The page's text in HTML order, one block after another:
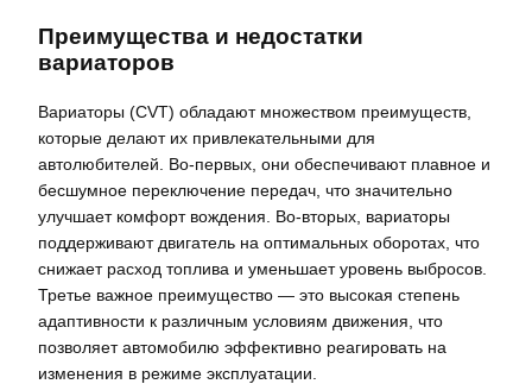
Преимущества и недостатки
вариаторов
Вариаторы (CVT) обладают множеством преимуществ,
которые делают их привлекательными для
автолюбителей. Во-первых, они обеспечивают плавное и
бесшумное переключение передач, что значительно
улучшает комфорт вождения. Во-вторых, вариаторы
поддерживают двигатель на оптимальных оборотах, что
снижает расход топлива и уменьшает уровень выбросов.
Третье важное преимущество — это высокая степень
адаптивности к различным условиям движения, что
позволяет автомобилю эффективно реагировать на
изменения в режиме эксплуатации.